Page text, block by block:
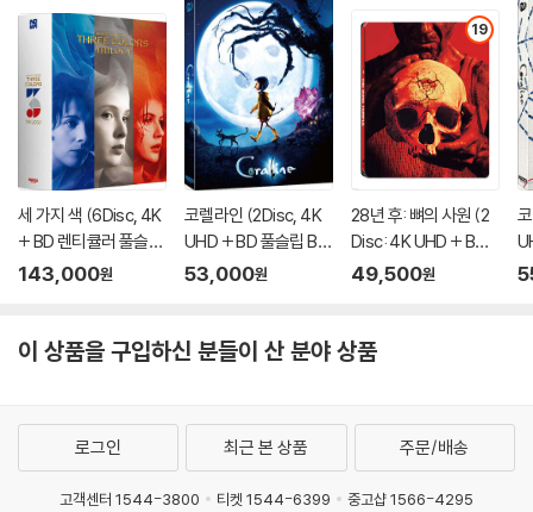
이동 과정에서의 손상이 발생하면, 재 판매가 어려우므로 신중한 구매 선
택을 부탁드립니다.
4) 한정판 상품의 변심, 오구매로 인한 반품은 회송된 상품의 상태 확인 후
진행이 가능합니다. 택배 이동 중 파손이 발생하지 않도록 완충 포장을 부
탁드립니다.
세 가지 색 (6Disc, 4K
+ BD 렌티큘러 풀슬립
트릴로지 박스 한정판)
143,000원
코렐라인 (2Disc, 4K
UHD + BD 풀슬립 B T
ype 500장 한정판) :
53,000원
19
28년 후: 뼈의 사원 (2
Disc: 4K UHD + BD
스틸북 한정판) : 블루
49,500원
이 상품을 구입하신 분들이 산 분야 상품
로그인 최근 본 상품 주문/배송
고객센터 1544-3800 티켓 1544-6399
중고샵 1566-4295